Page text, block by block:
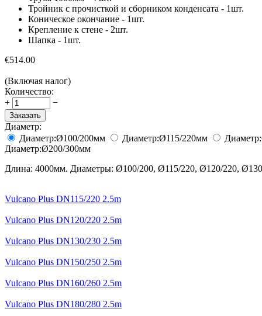
Тройник с прочисткой и сборником конденсата - 1шт.
Коническое окончание - 1шт.
Крепление к стене - 2шт.
Шапка - 1шт.
€514.00
(Включая налог)
Количество:
+
−
Заказать
Диаметр:
Диаметр:Ø100/200мм Диаметр:Ø115/220мм Диаметр:
Диаметр:Ø200/300мм
Длина: 4000мм. Диаметры: Ø100/200, Ø115/220, Ø120/220,
Vulcano Plus DN115/220 2.5m
Vulcano Plus DN120/220 2.5m
Vulcano Plus DN130/230 2.5m
Vulcano Plus DN150/250 2.5m
Vulcano Plus DN160/260 2.5m
Vulcano Plus DN180/280 2.5m